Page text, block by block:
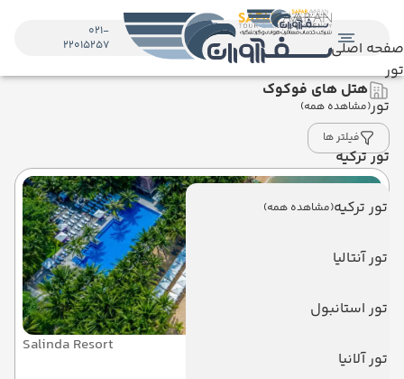
صفحه اصلی
تور
تور(مشاهده همه)
تور ترکیه
تور ترکیه(مشاهده همه)
تور آنتالیا
تور استانبول
تور آلانیا
021-
22015257
هتل های فوکوک
فیلتر ها
Salinda Resort
سالیندا ریزورت